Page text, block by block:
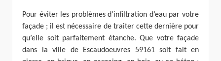
Pour éviter les problèmes d’infiltration d’eau par votre
façade ; il est nécessaire de traiter cette dernière pour
qu’elle soit parfaitement étanche. Que votre façade
dans la ville de Escaudoeuvres 59161 soit fait en